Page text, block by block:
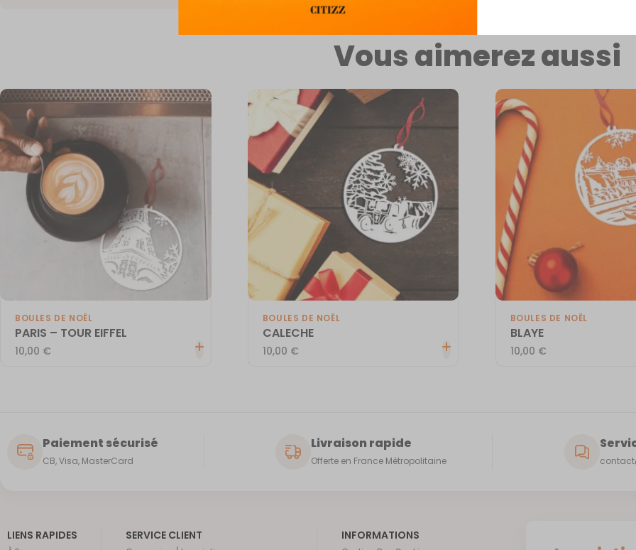
Vous aimerez aussi
BOULES DE NOËL
PARIS – TOUR EIFFEL
10,00 €
BOULES DE NOËL
CALECHE
10,00 €
BOULES DE NOËL
BLAYE
10,00 €
Paiement sécurisé
CB, Visa, MasterCard
Livraison rapide
Offerte en France Métropolitaine
LIENS RAPIDES SERVICE CLIENT INFORMATIONS